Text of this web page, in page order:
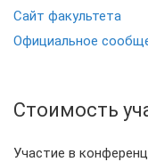
Сайт факультета
Официальное
Стоимость
Участие в